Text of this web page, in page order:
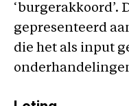
‘burgerakkoord’.
gepresenteerd
die het als input